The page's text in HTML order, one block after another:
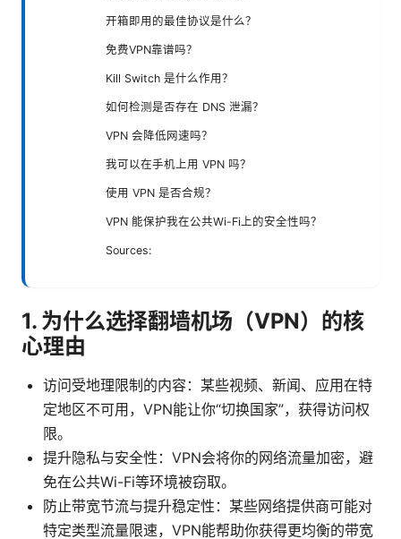
开箱即用的最佳协议是什么？
免费VPN靠谱吗？
Kill Switch 是什么作用？
如何检测是否存在 DNS 泄漏？
VPN 会降低网速吗？
我可以在手机上用 VPN 吗？
使用 VPN 是否合规？
VPN 能保护我在公共Wi-Fi上的安全性吗？
Sources:
1. 为什么选择翻墙机场（VPN）的核
心理由
访问受地理限制的内容：某些视频、新闻、应用在特
定地区不可用，VPN能让你“切换国家”，获得访问权
限。
提升隐私与安全性：VPN会将你的网络流量加密，避
免在公共Wi-Fi等环境被窃取。
防止带宽节流与提升稳定性：某些网络提供商可能对
特定类型流量限速，VPN能帮助你获得更均衡的带宽